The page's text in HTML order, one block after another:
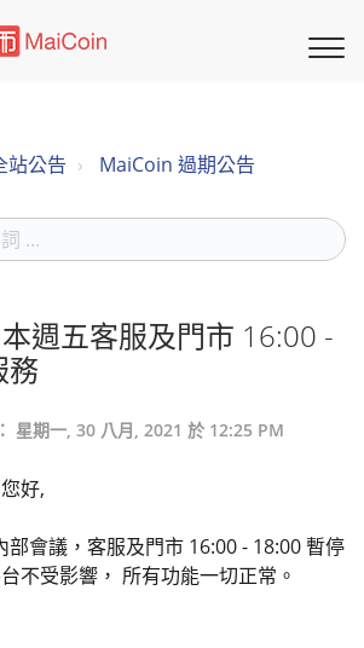
站公告 MaiCoin 過期公告
週五客服及門市 16:00 -
務
星期一, 30 八月, 2021 於 12:25 PM
好,
部會議，客服及門市 16:00 - 18:00 暫停
不受影響， 所有功能一切正常。